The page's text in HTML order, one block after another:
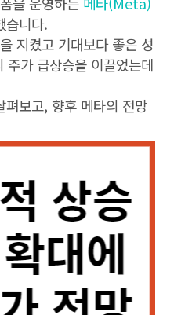
습니다.
지켰고 기대보다 좋은 성
주가 급상승을 이끌었는데
보고, 향후 메타의 전망